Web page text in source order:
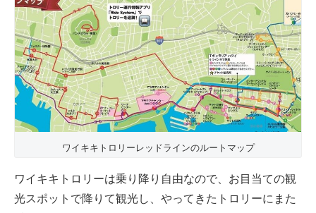
ワイキキトロリーレッドラインのルートマップ
ワイキキトロリーは乗り降り自由なので、お目当ての観
光スポットで降りて観光し、やってきたトロリーにまた